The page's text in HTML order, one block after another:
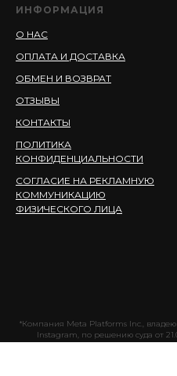
ИНФОРМАЦИЯ
О НАС
ОПЛАТА И ДОСТАВКА
ОБМЕН И ВОЗВРАТ
ОТЗЫВЫ
КОНТАКТЫ
ПОЛИТИКА
КОНФИДЕНЦИАЛЬНОСТИ
СОГЛАСИЕ НА РЕКЛАМНУЮ
КОММУНИКАЦИЮ
ФИЗИЧЕСКОГО ЛИЦА
*Компания Meta Platforms Inc.,
Instagram, по решению суда от